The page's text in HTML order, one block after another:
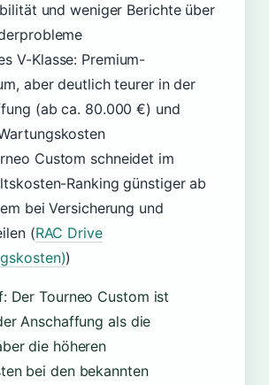
und weniger Berichte über
V-Klasse: Premium-
aber deutlich teurer in der
(ab ca. 80.000 €) und
Custom schneidet im
Ranking günstiger ab
bei Versicherung und
(RAC Drive
)
Der Tourneo Custom ist
Anschaffung als die
die höheren
bei den bekannten